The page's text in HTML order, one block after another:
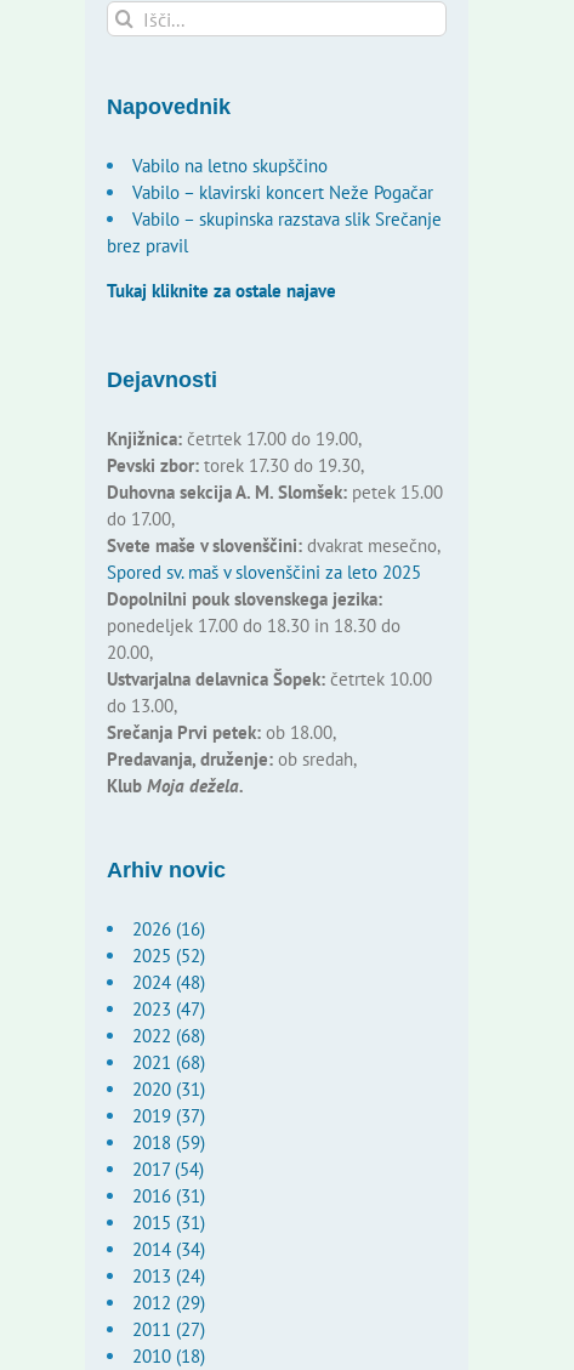
Search
for:
Napovednik
Vabilo na letno skupščino
Vabilo – klavirski koncert Neže Pogačar
Vabilo – skupinska razstava slik Srečanje
brez pravil
Tukaj kliknite za ostale najave
Dejavnosti
Knjižnica:četrtek 17.00 do 19.00,
Pevski zbor:torek 17.30 do 19.30,
Duhovna sekcija A. M. Slomšek:petek 15.00
do 17.00,
Svete maše v slovenščini:dvakrat mesečno,
Spored sv. maš v slovenščini za leto 2025
Dopolnilni pouk slovenskega jezika:
ponedeljek 17.00 do 18.30 in 18.30 do
20.00,
Ustvarjalna delavnica Šopek:četrtek 10.00
do 13.00,
Srečanja Prvi petek:ob 18.00,
Predavanja, druženje:ob sredah,
Klub Moja dežela.
Arhiv novic
2026 (16)
2025 (52)
2024 (48)
2023 (47)
2022 (68)
2021 (68)
2020 (31)
2019 (37)
2018 (59)
2017 (54)
2016 (31)
2015 (31)
2014 (34)
2013 (24)
2012 (29)
2011 (27)
2010 (18)